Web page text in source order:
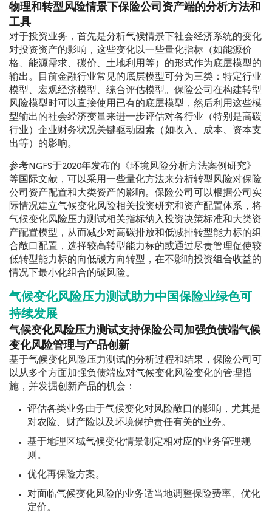
物理和转型风险情景下保险公司资产端的分析方法和
工具
对于投资业务，首先是分析气候情景下社会经济系统的变化
对投资资产的影响，这些变化以一些量化指标（如能源价
格、能源需求、碳价、土地利用等）的形式作为底层模型的
输出。目前金融行业常见的底层模型可分为三类：特定行业
模型、宏观经济模型、综合评估模型。保险公司在构建转型
风险模型时可以直接使用已有的底层模型，然后利用这些模
型输出的社会经济变量来进一步评估对各行业（特别是高碳
行业）企业财务状况关键驱动因素（如收入、成本、资本支
出等）的影响。
参考NGFS于2020年发布的《环境风险分析方法案例研究》
等国际文献，可以采用一些量化方法来分析转型风险对保险
公司资产配置和大类资产的影响。保险公司可以根据公司实
际情况建立气候变化风险相关投资研究和资产配置体系，将
气候变化风险压力测试相关指标纳入投资决策标准和大类资
产配置模型，从而减少对高碳排放和低减排转型能力标的组
合敞口配置，选择较高转型能力标的或通过尽责管理促使较
低转型能力标的向低碳方向转型，在不影响投资组合收益的
情况下最小化组合的碳风险。
气候变化风险压力测试助力中国保险业绿色可
持续发展
气候变化风险压力测试支持保险公司加强负债端气候
变化风险管理与产品创新
基于气候变化风险压力测试的分析过程和结果，保险公司可
以从多个方面加强负债端应对气候变化风险变化的管理措
施，并发掘创新产品的机会：
评估各类业务由于气候变化对风险敞口的影响，尤其是
对农险、财产险以及环境保护责任有关的业务。
基于地理区域气候变化情景制定相对应的业务管理规
则。
优化再保险方案。
对面临气候变化风险的业务适当地调整保险费率、优化
定价。